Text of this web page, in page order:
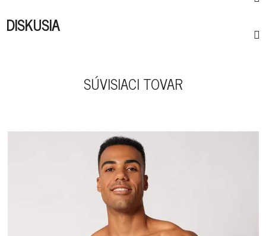
DISKUSIA
SÚVISIACI TOVAR